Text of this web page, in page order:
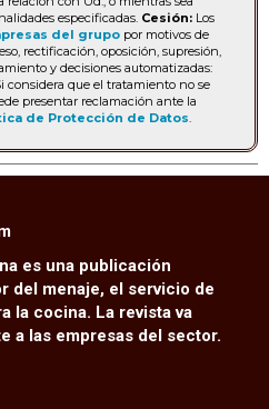
especificadas. Cesión: Los
del grupo por motivos de
rectificación, oposición, supresión,
y decisiones automatizadas:
considera que el tratamiento no se
presentar reclamación ante la
de Protección de Datos.
es una publicación
del menaje, el servicio de
la cocina. La revista va
a las empresas del sector.